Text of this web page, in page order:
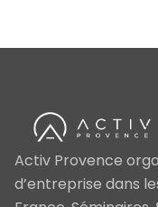
Activ Provence
d’entreprise dans